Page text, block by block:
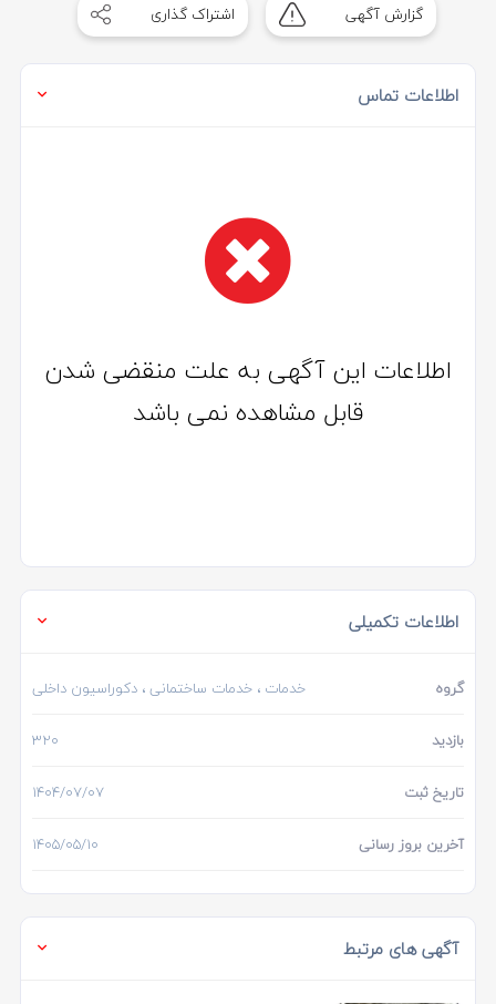
گزارش آگهی اشتراک گذاری
اطلاعات تماس
اطلاعات این آگهی به علت منقضی شدن
قابل مشاهده نمی باشد
اطلاعات تکمیلی
گروه خدمات ،خدمات ساختمانی، دکوراسیون داخلی
بازدید 320
تاریخ ثبت 1404/07/07
آخرین بروز رسانی 1405/05/10
آگهی های مرتبط